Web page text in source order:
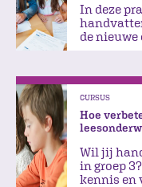
In deze
de nieuwe
CURSUS
Hoe
Wil jij
in groep
kennis en